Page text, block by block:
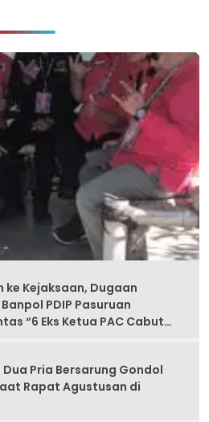
ke Kejaksaan, Dugaan
PDIP Pasuruan
“6 Eks Ketua PAC Cabut
Dua Pria Bersarung Gondol
Rapat Agustusan di